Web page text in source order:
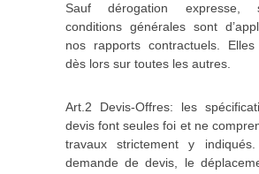
Sauf dérogation expresse,
conditions générales sont
nos rapports contractuels. Elles
dès lors sur toutes les autres.
Art.2 Devis‐Offres: les
devis font seules foi et ne
travaux strictement y
demande de devis, le